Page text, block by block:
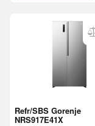
Refr/SBS Gorenje
NRS917E41X